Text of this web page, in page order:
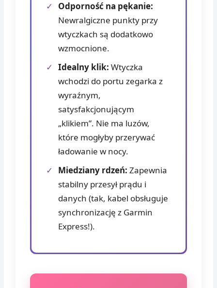
✓
Odporność na pękanie:
Newralgiczne punkty przy
wtyczkach są dodatkowo
wzmocnione.
✓ Idealny klik: Wtyczka
wchodzi do portu zegarka z
wyraźnym,
satysfakcjonującym
„klikiem”. Nie ma luzów,
które mogłyby przerywać
ładowanie w nocy.
✓
Miedziany rdzeń: Zapewnia
stabilny przesył prądu i
danych (tak, kabel obsługuje
synchronizację z Garmin
Express!).